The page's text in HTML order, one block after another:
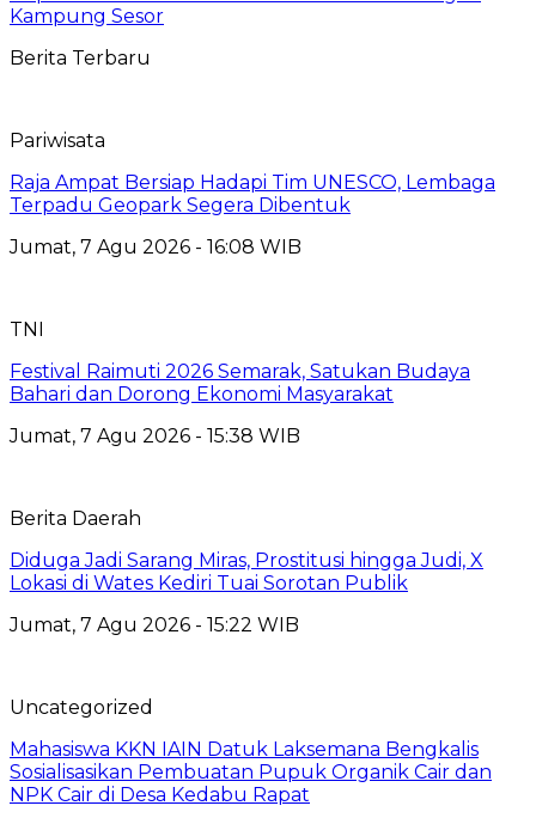
Kampung Sesor
Berita Terbaru
Pariwisata
Raja Ampat Bersiap Hadapi Tim UNESCO, Lembaga
Terpadu Geopark Segera Dibentuk
Jumat, 7 Agu 2026 - 16:08 WIB
TNI
Festival Raimuti 2026 Semarak, Satukan Budaya
Bahari dan Dorong Ekonomi Masyarakat
Jumat, 7 Agu 2026 - 15:38 WIB
Berita Daerah
Diduga Jadi Sarang Miras, Prostitusi hingga Judi, X
Lokasi di Wates Kediri Tuai Sorotan Publik
Jumat, 7 Agu 2026 - 15:22 WIB
Uncategorized
Mahasiswa KKN IAIN Datuk Laksemana Bengkalis
Sosialisasikan Pembuatan Pupuk Organik Cair dan
NPK Cair di Desa Kedabu Rapat